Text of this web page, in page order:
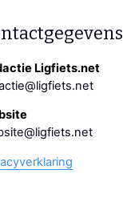
Ligfiets.net